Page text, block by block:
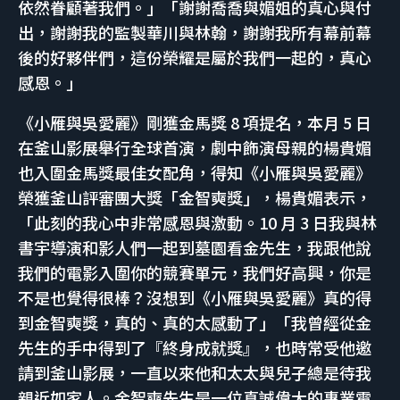
依然眷顧著我們。」「謝謝喬喬與媚姐的真心與付
出，謝謝我的監製華川與林翰，謝謝我所有幕前幕
後的好夥伴們，這份榮耀是屬於我們一起的，真心
感恩。」
《小雁與吳愛麗》剛獲金馬獎 8 項提名，本月 5 日
在釜山影展舉行全球首演，劇中飾演母親的楊貴媚
也入圍金馬獎最佳女配角，得知《小雁與吳愛麗》
榮獲釜山評審團大獎「金智奭獎」，楊貴媚表示，
「此刻的我心中非常感恩與激動。10 月 3 日我與林
書宇導演和影人們一起到墓園看金先生，我跟他說
我們的電影入圍你的競賽單元，我們好高興，你是
不是也覺得很棒？沒想到《小雁與吳愛麗》真的得
到金智奭獎，真的、真的太感動了」「我曾經從金
先生的手中得到了『終身成就獎』，也時常受他邀
請到釜山影展，一直以來他和太太與兒子總是待我